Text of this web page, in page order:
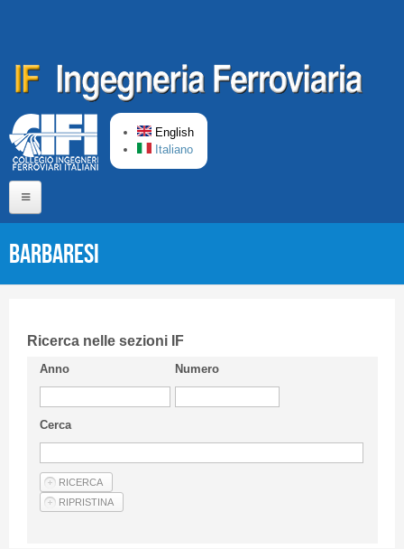
English
Italiano
Short presentation CIFI
Guideline
Privacy & Policy
Articles
Barbaresi
Ricerca nelle sezioni IF
Anno Numero
Cerca